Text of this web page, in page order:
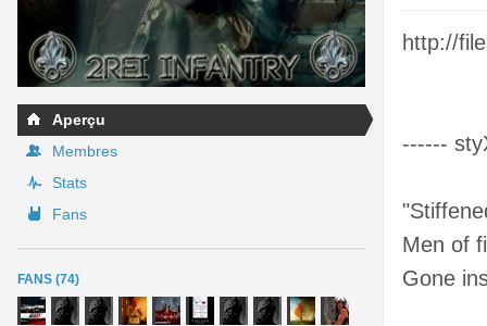
Aperçu
Membres
Stats
Fans
FANS (74)
http://
------
Men of
Gone